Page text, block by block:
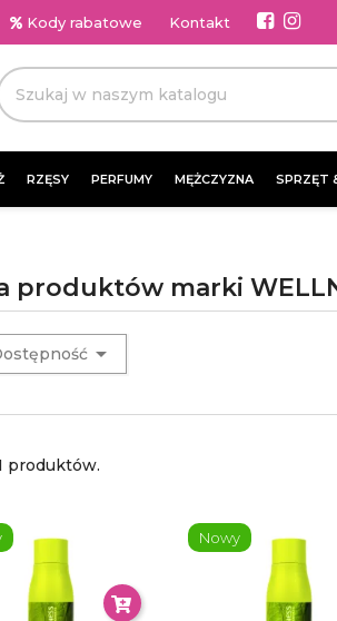
Kody rabatowe Kontakt
RZĘSY PERFUMY MĘŻCZYZNA SPRZĘT
produktów marki

produktów.
Nowy